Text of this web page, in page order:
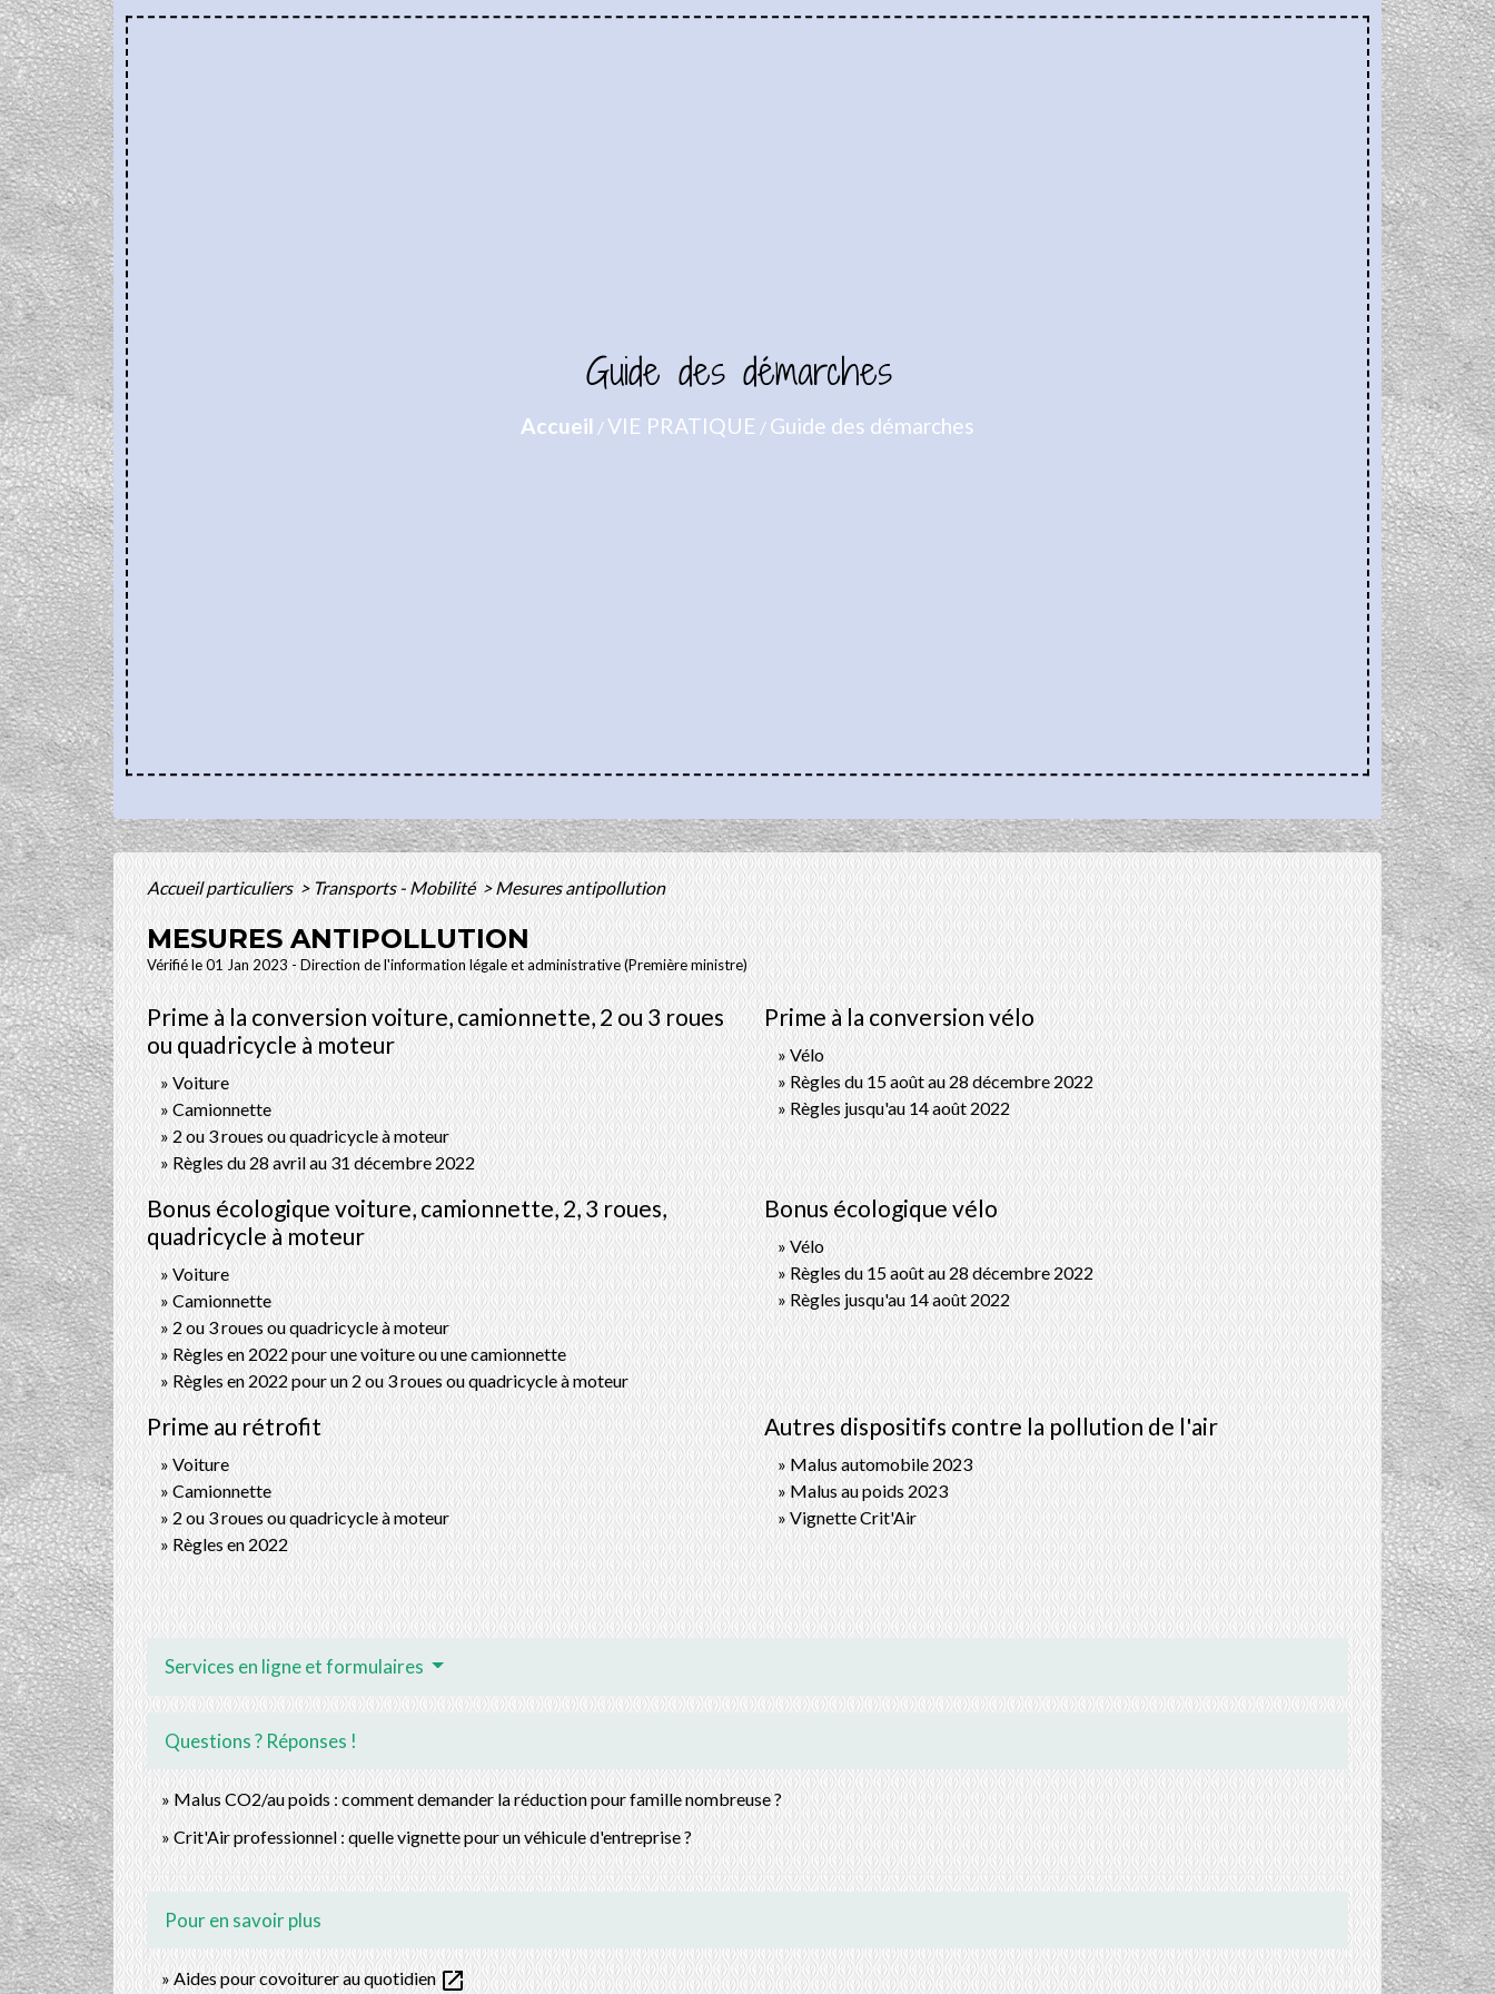
Guide des démarches
Accueil /VIE PRATIQUE / Guide des démarches
Accueil particuliers> Transports - Mobilité >Mesures antipollution
MESURES ANTIPOLLUTION
Vérifié le 01 Jan 2023 - Direction de l'information légale et administrative (Première ministre)
Prime à la conversion voiture, camionnette, 2 ou 3 roues
ou quadricycle à moteur
Voiture
Camionnette
2 ou 3 roues ou quadricycle à moteur
Règles du 28 avril au 31 décembre 2022
Prime à la conversion vélo
Vélo
Règles du 15 août au 28 décembre 2022
Règles jusqu'au 14 août 2022
Bonus écologique voiture, camionnette, 2, 3 roues,
quadricycle à moteur
Voiture
Camionnette
2 ou 3 roues ou quadricycle à moteur
Règles en 2022 pour une voiture ou une camionnette
Règles en 2022 pour un 2 ou 3 roues ou quadricycle à moteur
Bonus écologique vélo
Vélo
Règles du 15 août au 28 décembre 2022
Règles jusqu'au 14 août 2022
Prime au rétrofit
Voiture
Camionnette
2 ou 3 roues ou quadricycle à moteur
Règles en 2022
Autres dispositifs contre la pollution de l'air
Malus automobile 2023
Malus au poids 2023
Vignette Crit'Air
Services en ligne et formulaires
Questions ? Réponses !
Malus CO2/au poids : comment demander la réduction pour famille nombreuse ?
Crit'Air professionnel : quelle vignette pour un véhicule d'entreprise ?
Pour en savoir plus
Aides pour covoiturer au quotidienopen_in_new